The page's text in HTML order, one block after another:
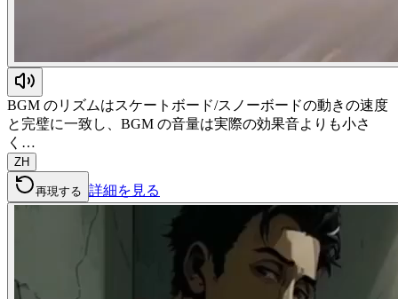
BGM のリズムはスケートボード/スノーボードの動きの速度
と完璧に一致し、BGM の音量は実際の効果音よりも小さ
く…
ZH
再現する 詳細を見る